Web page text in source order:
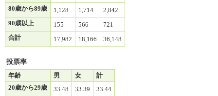
80歳から89歳
1,128 1,714
2,842
90歳以上
155 566
721
合計
17,982 18,166 36,148
投票率
年齢
男 女
計
20歳から29歳
33.48 33.39
33.44